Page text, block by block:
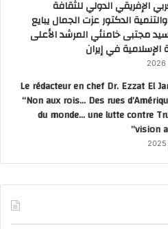
الإفريقي الدولي للثقافة
الدكتور عزت الجمال يبايع
مجتبى خامنئي المرشد الأعلى
الإسلامية في إيران
Le rédacteur en chef Dr. Ezzat El
“Non aux rois… Des rues
du monde… une lutte contre
vision